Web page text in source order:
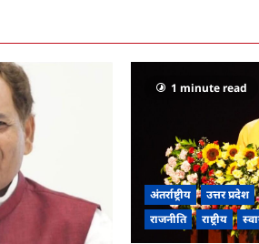
1 minute read
अंतर्राष्ट्रीय उत्तर प्रदेश
राजनीति
राष्ट्रीय